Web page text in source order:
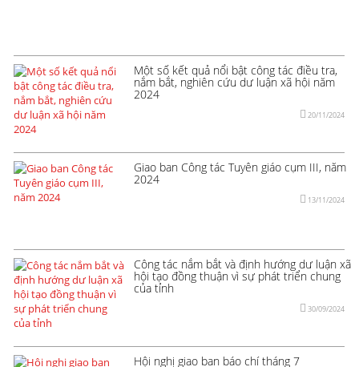
Một số kết quả nổi bật công tác điều tra,
nắm bắt, nghiên cứu dư luận xã hội năm
2024
20/11/2024
Giao ban Công tác Tuyên giáo cụm III, năm
2024
13/11/2024
Công tác nắm bắt và định hướng dư luận xã
hội tạo đồng thuận vì sự phát triển chung
của tỉnh
30/09/2024
Hội nghị giao ban báo chí tháng 7